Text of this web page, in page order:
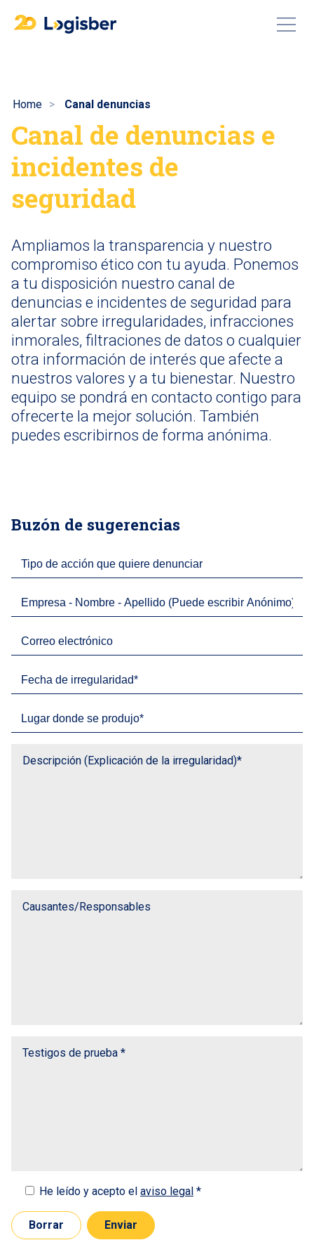
Home Canal denuncias
Canal de denuncias e
incidentes de
seguridad
Ampliamos la transparencia y nuestro
compromiso ético con tu ayuda. Ponemos
a tu disposición nuestro canal de
denuncias e incidentes de seguridad para
alertar sobre irregularidades, infracciones
inmorales, filtraciones de datos o cualquier
otra información de interés que afecte a
nuestros valores y a tu bienestar. Nuestro
equipo se pondrá en contacto contigo para
ofrecerte la mejor solución. También
puedes escribirnos de forma anónima.
Buzón de sugerencias
He leído y acepto el aviso legal *